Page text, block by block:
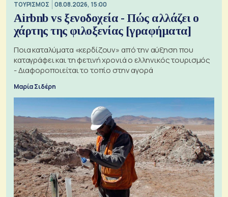
ΤΟΥΡΙΣΜΟΣ 08.08.2026, 15:00
Airbnb vs ξενοδοχεία - Πώς αλλάζει ο
χάρτης της φιλοξενίας [γραφήματα]
Ποια καταλύματα «κερδίζουν» από την αύξηση που
καταγράφει και τη φετινή χρονιά ο ελληνικός τουρισμός
- Διαφοροποιείται το τοπίο στην αγορά
Μαρία Σιδέρη